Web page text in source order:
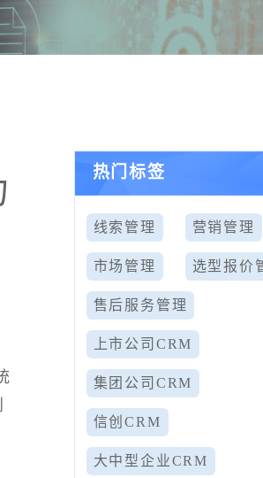
热门标签
线索管理 营销管理
市场管理 选型报价
售后服务管理
上市公司CRM
集团公司CRM
信创CRM
大中型企业CRM